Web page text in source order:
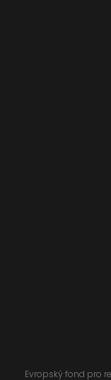
Evropský fond pro